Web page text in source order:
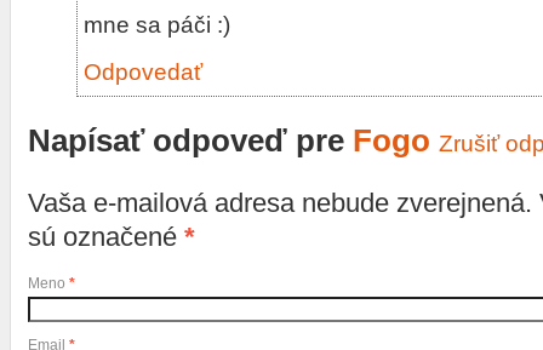
Napísať odpoveď pre Fogo
sú označené*
Email*